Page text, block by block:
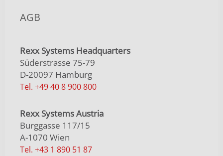
AGB
Rexx Systems Headquarters
Süderstrasse 75-79
D-20097 Hamburg
Tel. +49 40 8 900 800
Rexx Systems Austria
Burggasse 117/15
A-1070 Wien
Tel. +43 1 890 51 87